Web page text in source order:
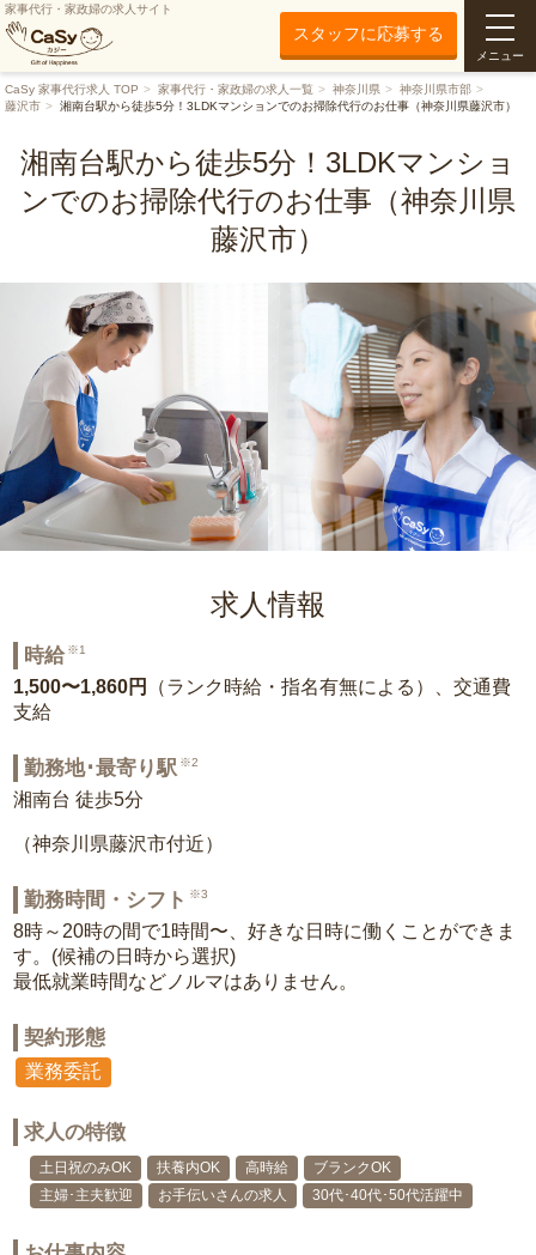
家事代行・家政婦の求人サイト
スタッフに応募する
メニュー
CaSy 家事代行求人 TOP 家事代行・家政婦の求人一覧 神奈川県
神奈川県市部
藤沢市
湘南台駅から徒歩5分！3LDKマンションでのお掃除代行のお仕事（神奈川県藤沢市）
湘南台駅から徒歩5分！3LDKマンショ
ンでのお掃除代行のお仕事（神奈川県
藤沢市）
求人情報
時給 ※1
1,500〜1,860円
（ランク時給・指名有無による）、交通費
支給
勤務地･最寄り駅 ※2
湘南台 徒歩5分
（神奈川県藤沢市付近）
勤務時間・シフト ※3
8時～20時の間で1時間〜、好きな日時に働くことができま
す。(候補の日時から選択)
最低就業時間などノルマはありません。
契約形態
業務委託
求人の特徴
土日祝のみOK 扶養内OK 高時給
ブランクOK
主婦･主夫歓迎
お手伝いさんの求人 30代･40代･50代活躍中